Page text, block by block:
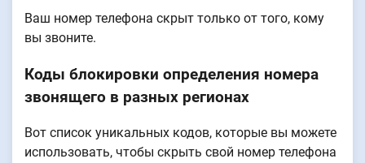
Ваш номер телефона скрыт только от того, кому
вы звоните.
Коды блокировки определения номера
звонящего в разных регионах
Вот список уникальных кодов, которые вы можете
использовать, чтобы скрыть свой номер телефона